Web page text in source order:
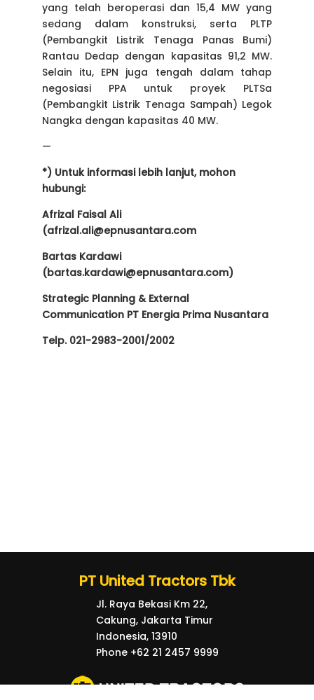
yang telah beroperasi dan 15,4 MW yang
sedang dalam konstruksi, serta PLTP
(Pembangkit Listrik Tenaga Panas Bumi)
Rantau Dedap dengan kapasitas 91,2 MW.
Selain itu, EPN juga tengah dalam tahap
negosiasi PPA untuk proyek PLTSa
(Pembangkit Listrik Tenaga Sampah) Legok
Nangka dengan kapasitas 40 MW.
—
*) Untuk informasi lebih lanjut, mohon
hubungi:
Afrizal Faisal Ali
(afrizal.ali@epnusantara.com
Bartas Kardawi
(bartas.kardawi@epnusantara.com)
Strategic Planning & External
Communication PT Energia Prima Nusantara
Telp. 021-2983-2001/2002
PT United Tractors Tbk
Jl. Raya Bekasi Km 22,
Cakung, Jakarta Timur
Indonesia, 13910
Phone +62 21 2457 9999